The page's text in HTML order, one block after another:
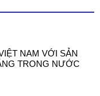
NAM VỚI SẢN
TRONG NƯỚC